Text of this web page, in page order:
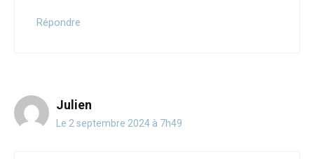
Répondre
Julien
Le 2 septembre 2024 à 7h49